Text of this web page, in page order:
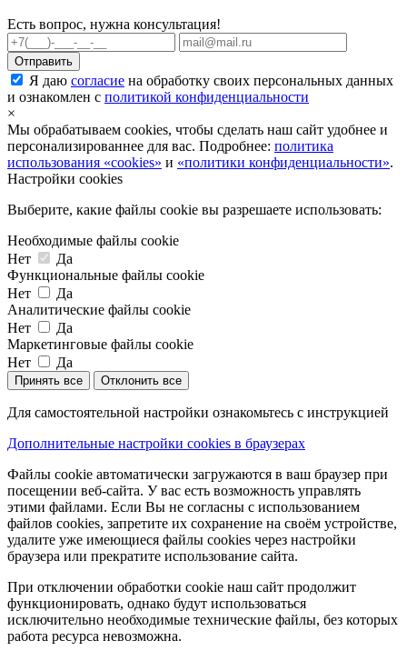
Есть вопрос, нужна консультация!
Я даю согласие на обработку своих персональных данных
и ознакомлен с политикой конфиденциальности
×
Мы обрабатываем cookies, чтобы сделать наш сайт удобнее и
персонализированнее для вас. Подробнее: политика
использования «cookies» и «политики конфиденциальности».
Настройки cookies
Выберите, какие файлы cookie вы разрешаете использовать:
Необходимые файлы cookie
Нет
Да
Функциональные файлы cookie
Нет
Да
Аналитические файлы cookie
Нет
Да
Маркетинговые файлы cookie
Нет
Да
Принять все Отклонить все
Для самостоятельной настройки ознакомьтесь с инструкцией
Дополнительные настройки cookies в браузерах
Файлы cookie автоматически загружаются в ваш браузер при
посещении веб-сайта. У вас есть возможность управлять
этими файлами. Если Вы не согласны с использованием
файлов cookies, запретите их сохранение на своём устройстве,
удалите уже имеющиеся файлы cookies через настройки
браузера или прекратите использование сайта.
При отключении обработки cookie наш сайт продолжит
функционировать, однако будут использоваться
исключительно необходимые технические файлы, без которых
работа ресурса невозможна.